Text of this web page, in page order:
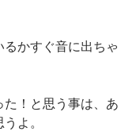
かすぐ音に出ちゃ
！と思う事は、あ
よ。